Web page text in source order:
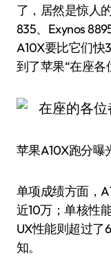
了，居然是惊人
835、Exynos
A10X要比它们快
到了苹果“在座各
苹果A10X跑分曝
单项成绩方面，
近10万；单核性
UX性能则超过了
知。